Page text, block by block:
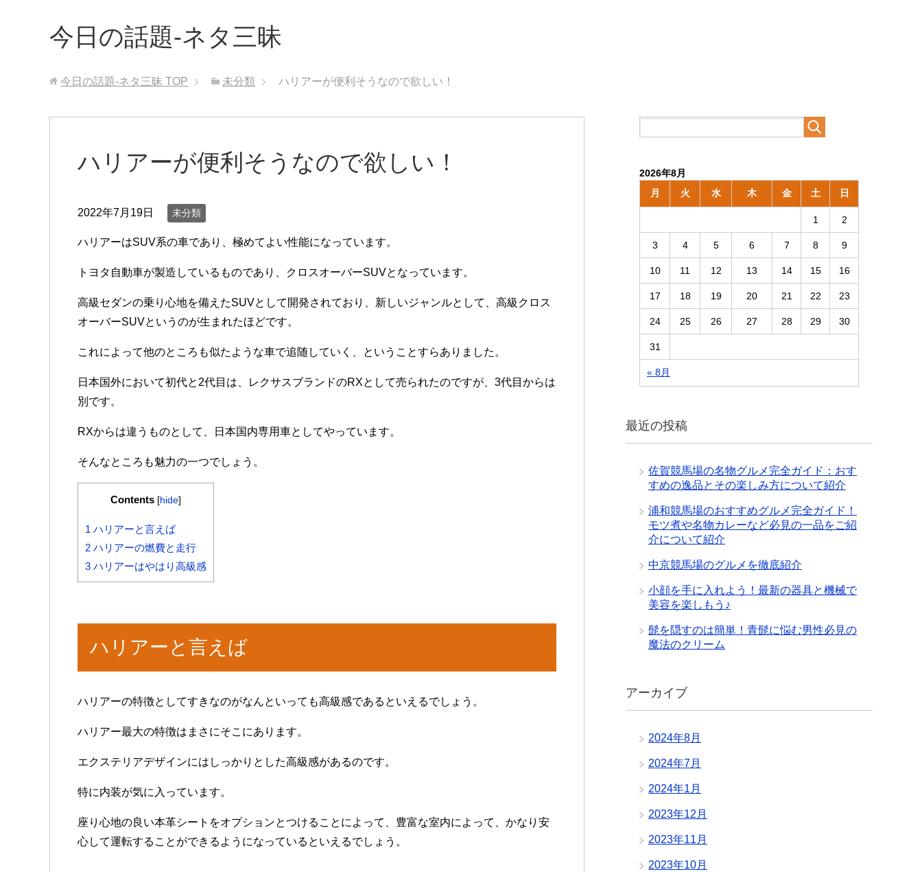
今日の話題-ネタ三昧
今日の話題-ネタ三昧 TOP 未分類 ハリアーが便利そうなので欲しい！
ハリアーが便利そうなので欲しい！
2022年7月19日 未分類
ハリアーはSUV系の車であり、極めてよい性能になっています。
トヨタ自動車が製造しているものであり、クロスオーバーSUVとなっています。
高級セダンの乗り心地を備えたSUVとして開発されており、新しいジャンルとして、高級クロス
オーバーSUVというのが生まれたほどです。
これによって他のところも似たような車で追随していく、ということすらありました。
日本国外において初代と2代目は、レクサスブランドのRXとして売られたのですが、3代目からは
別です。
RXからは違うものとして、日本国内専用車としてやっています。
そんなところも魅力の一つでしょう。
Contents [hide]
1 ハリアーと言えば
2 ハリアーの燃費と走行
3 ハリアーはやはり高級感
ハリアーと言えば
ハリアーの特徴としてすきなのがなんといっても高級感であるといえるでしょう。
ハリアー最大の特徴はまさにそこにあります。
エクステリアデザインにはしっかりとした高級感があるのです。
特に内装が気に入っています。
座り心地の良い本革シートをオプションとつけることによって、豊富な室内によって、かなり安
心して運転することができるようになっているといえるでしょう。
2026年8月
月
火 水 木 金 土 日
« 8月
1 2
3 4 5 6 7 8 9
10 11 12 13 14 15 16
17 18 19 20 21 22 23
24 25 26 27 28 29 30
31
最近の投稿
佐賀競馬場の名物グルメ完全ガイド：おす
すめの逸品とその楽しみ方について紹介
浦和競馬場のおすすめグルメ完全ガイド！
モツ煮や名物カレーなど必見の一品をご紹
介について紹介
中京競馬場のグルメを徹底紹介
小顔を手に入れよう！最新の器具と機械で
美容を楽しもう♪
髭を隠すのは簡単！青髭に悩む男性必見の
魔法のクリーム
アーカイブ
2024年8月
2024年7月
2024年1月
2023年12月
2023年11月
2023年10月